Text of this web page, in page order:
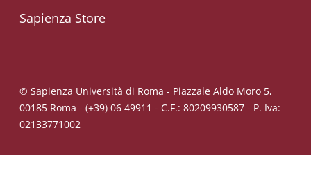
Sapienza Store
© Sapienza Università di Roma - Piazzale Aldo Moro 5,
00185 Roma - (+39) 06 49911 - C.F.: 80209930587 - P. Iva:
02133771002